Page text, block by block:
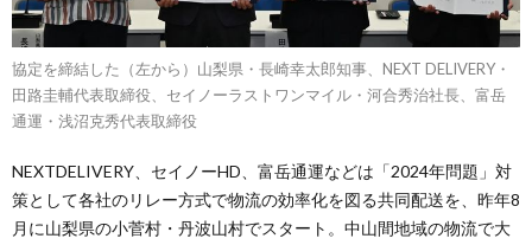
協定を締結した（左から）山梨県・長崎幸太郎知事、NEXT DELIVERY・
田路圭輔代表取締役、セイノーラストワンマイル・河合秀治社長、富岳
通運・浅沼克秀代表取締役
NEXTDELIVERY、セイノーHD、富岳通運などは「2024年問題」対
策として各社のリレー方式で物流の効率化を図る共同配送を、昨年8
月に山梨県の小菅村・丹波山村でスタート。中山間地域の物流で大